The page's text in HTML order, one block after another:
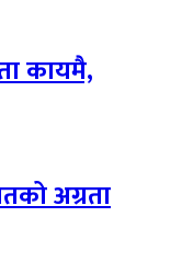
कायमै,
अग्रता